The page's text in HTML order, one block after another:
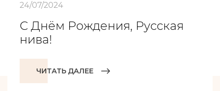
24/07/2024
С Днём Рождения, Русская
нива!
ЧИТАТЬ ДАЛЕЕ